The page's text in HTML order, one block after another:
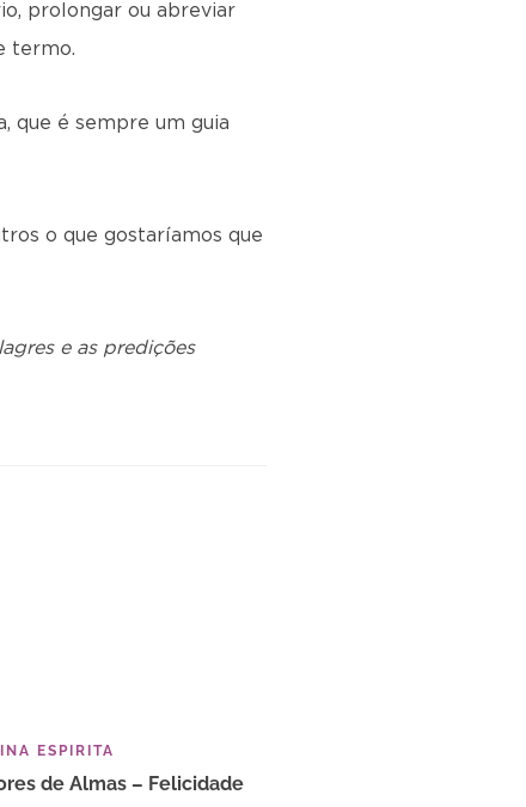
prolongar ou abreviar
termo.
que é sempre um guia
o que gostaríamos que
e as predições
ESPIRITA
de Almas – Felicidade